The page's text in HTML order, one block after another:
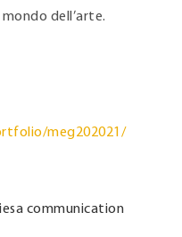
dell’arte.
meg202021/
communication